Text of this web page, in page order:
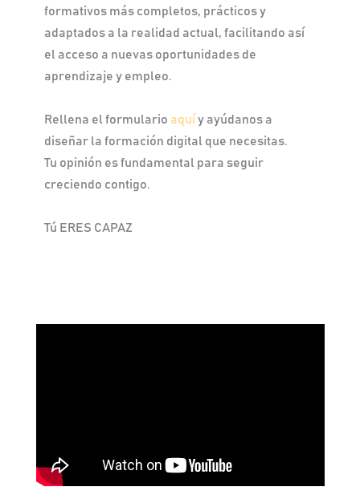
formativos más completos, prácticos y
adaptados a la realidad actual, facilitando así
el acceso a nuevas oportunidades de
aprendizaje y empleo.
Rellena el formulario aquíy ayúdanos a
diseñar la formación digital que necesitas.
Tu opinión es fundamental para seguir
creciendo contigo.
Tú ERES CAPAZ